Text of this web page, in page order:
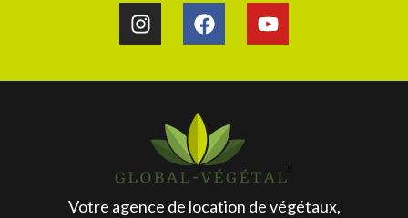
Votre agence de location de végétaux,